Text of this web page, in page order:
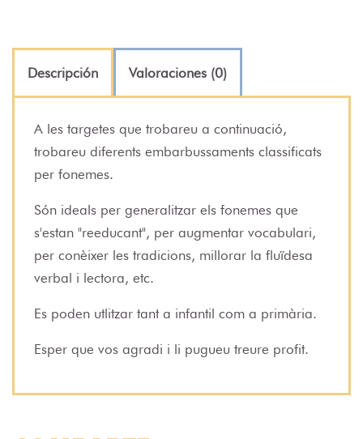
Descripción Valoraciones (0)
A les targetes que trobareu a continuació,
trobareu diferents embarbussaments classificats
per fonemes.
Són ideals per generalitzar els fonemes que
s'estan "reeducant", per augmentar vocabulari,
per conèixer les tradicions, millorar la fluïdesa
verbal i lectora, etc.
Es poden utlitzar tant a infantil com a primària.
Esper que vos agradi i li pugueu treure profit.